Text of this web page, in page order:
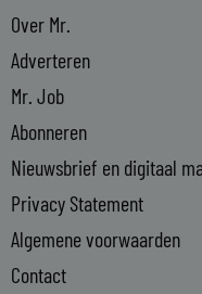
Over Mr.
Adverteren
Mr. Job
Abonneren
Nieuwsbrief en digitaal
Privacy Statement
Algemene voorwaarden
Contact